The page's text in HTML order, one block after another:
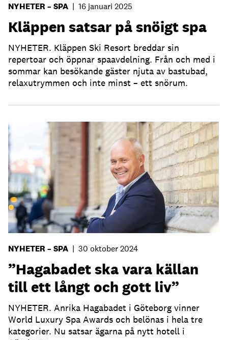
NYHETER – SPA | 16 januari 2025
Kläppen satsar på snöigt spa
NYHETER. Kläppen Ski Resort breddar sin
repertoar och öppnar spaavdelning. Från och med i
sommar kan besökande gäster njuta av bastubad,
relaxutrymmen och inte minst – ett snörum.
NYHETER – SPA | 30 oktober 2024
”Hagabadet ska vara källan
till ett långt och gott liv”
NYHETER. Anrika Hagabadet i Göteborg vinner
World Luxury Spa Awards och belönas i hela tre
kategorier. Nu satsar ägarna på nytt hotell i